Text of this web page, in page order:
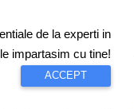
speciale Video
de la experti in
impartasim cu tine!
ACCEPT